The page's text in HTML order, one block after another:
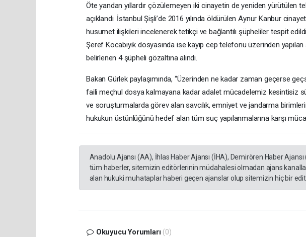
Öte yandan yıllardır çözülemeyen iki cinayetin de yeniden yürütülen
açıklandı. İstanbul Şişli’de 2016 yılında öldürülen Aynur Kanbur
husumet ilişkileri incelenerek tetikçi ve bağlantılı şüpheliler tespit
Şeref Kocabıyık dosyasında ise kayıp cep telefonu üzerinden
belirlenen 4 şüpheli gözaltına alındı.
Bakan Gürlek paylaşımında, “Üzerinden ne kadar zaman geçerse
faili meçhul dosya kalmayana kadar adalet mücadelemiz kesintisiz
ve soruşturmalarda görev alan savcılık, emniyet ve jandarma
hukukun üstünlüğünü hedef alan tüm suç yapılanmalarına karşı
Anadolu Ajansı (AA), İhlas Haber Ajansı (İHA), Demirören Haber
tüm haberler, sitemizin editörlerinin müdahalesi olmadan ajans
alan hukuki muhataplar haberi geçen ajanslar olup sitemizin hiç bir
Okuyucu Yorumları (0)